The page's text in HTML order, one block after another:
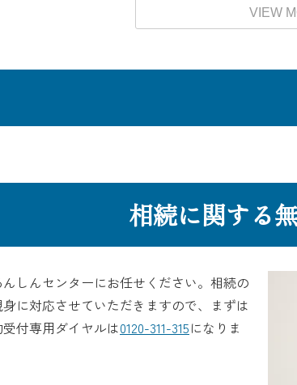
VIEW
相続に関する
しんセンターにお任せください。相続の
に対応させていただきますので、まずは
付専用ダイヤルは0120-311-315になりま